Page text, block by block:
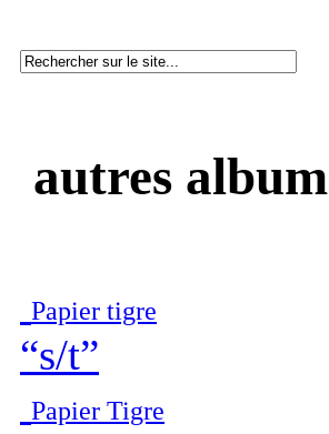
autres
Papier tigre
“s/t”
Papier Tigre